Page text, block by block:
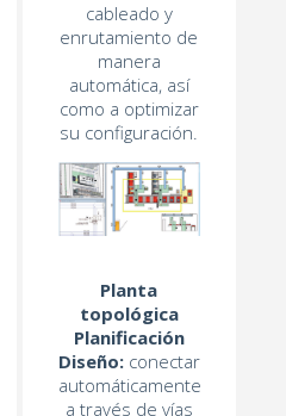
cableado y
enrutamiento de
manera
automática, así
como a optimizar
su configuración.
Planta
topológica
Planificación
Diseño:conectar
automáticamente
a través de vías